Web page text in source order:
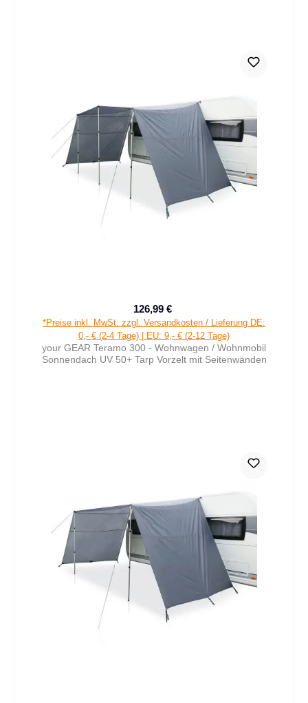
Verkaufspreis:
126,99 €
*Preise inkl. MwSt. zzgl. Versandkosten / Lieferung DE:
0,- € (2-4 Tage) | EU: 9,- € (2-12 Tage)
your GEAR Teramo 300 - Wohnwagen / Wohnmobil
Sonnendach UV 50+ Tarp Vorzelt mit Seitenwänden